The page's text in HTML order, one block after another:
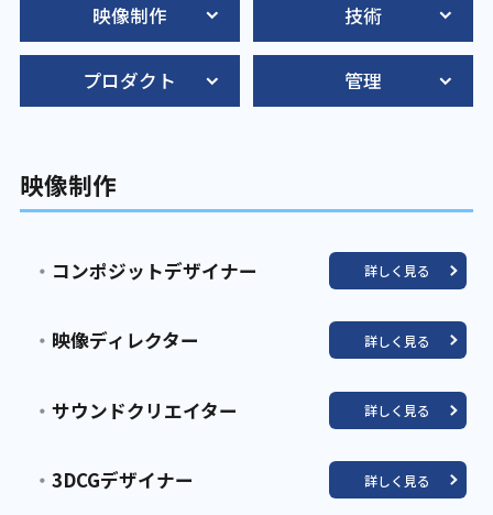
実績一覧
映像制作 技術
プロダクト 管理
映像制作
コンポジットデザイナー 詳しく見る
映像ディレクター 詳しく見る
サウンドクリエイター 詳しく見る
3DCGデザイナー 詳しく見る